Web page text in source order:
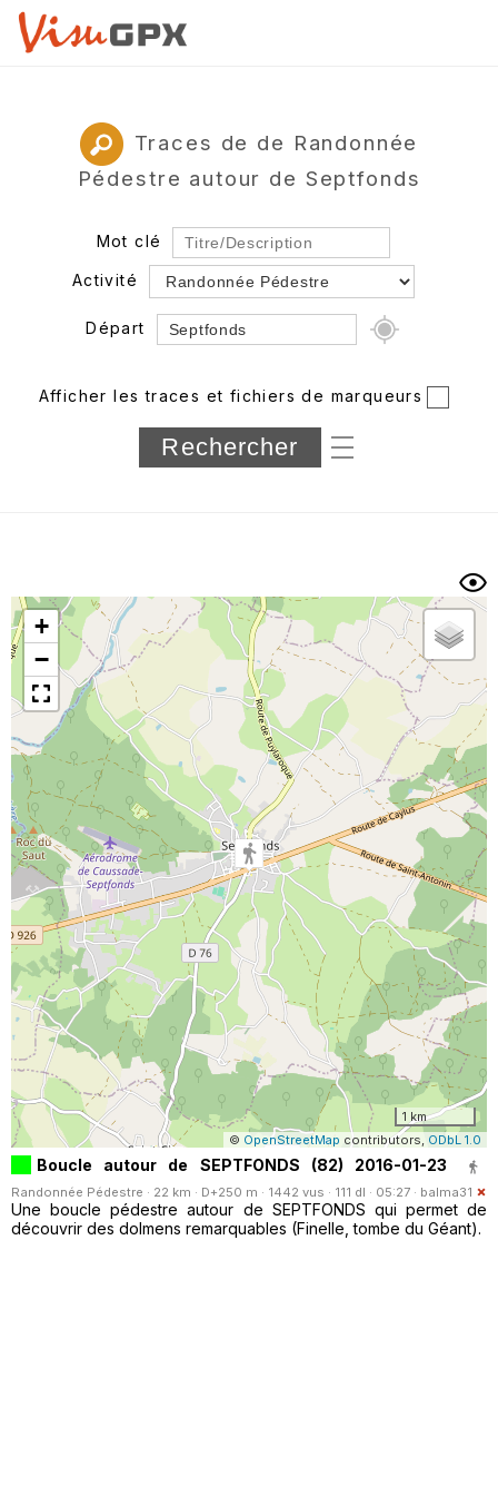
Traces de de Randonnée
Pédestre autour de Septfonds
Mot clé
Activité
Départ
Département
Longueur min/max
Trier par
Horodatage Photos
Afficher les traces et fichiers de marqueurs
+
−
1 km
© OpenStreetMap contributors, ODbL 1.0
Boucle autour de SEPTFONDS (82) 2016-01-23
Randonnée Pédestre · 22 km · D+250 m · 1442 vus · 111 dl · 05:27 · balma31
Une boucle pédestre autour de SEPTFONDS qui permet de
découvrir des dolmens remarquables (Finelle, tombe du Géant).